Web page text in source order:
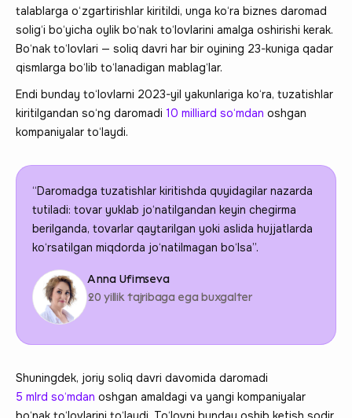
talablarga o‘zgartirishlar kiritildi, unga ko‘ra biznes daromad
solig‘i bo‘yicha oylik bo‘nak to‘lovlarini amalga oshirishi kerak.
Bo‘nak to‘lovlari — soliq davri har bir oyining 23-kuniga qadar
qismlarga bo‘lib to‘lanadigan mablag‘lar.
Endi bunday to‘lovlarni 2023-yil yakunlariga ko‘ra, tuzatishlar
kiritilgandan so‘ng daromadi 10 milliard so‘mdan oshgan
kompaniyalar to‘laydi.
“Daromadga tuzatishlar kiritishda quyidagilar nazarda
tutiladi: tovar yuklab jo‘natilgandan keyin chegirma
berilganda, tovarlar qaytarilgan yoki aslida hujjatlarda
ko‘rsatilgan miqdorda jo‘natilmagan bo‘lsa”.
Anna Ufimseva
20 yillik tajribaga ega buxgalter
Shuningdek, joriy soliq davri davomida daromadi
5 mlrd so‘mdan oshgan amaldagi va yangi kompaniyalar